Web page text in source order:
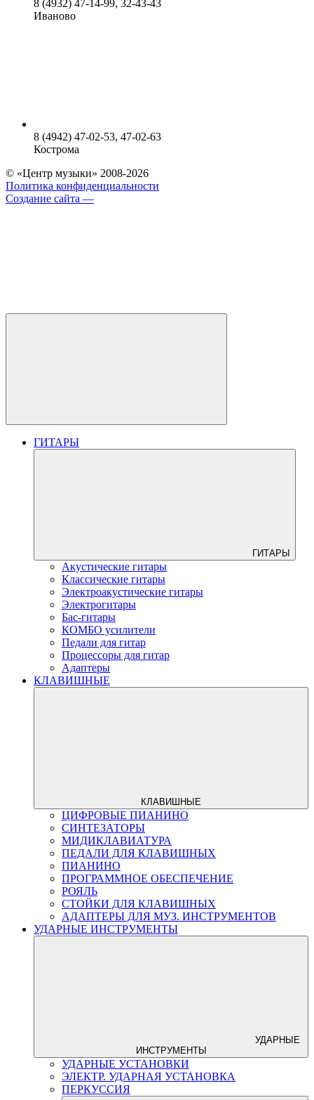
8 (4932) 47-14-99, 32-43-43
Иваново
8 (4942) 47-02-53, 47-02-63
Кострома
© «Центр музыки» 2008-2026
Политика конфиденциальности
Создание сайта —
ГИТАРЫ
ГИТАРЫ
Акустические гитары
Классические гитары
Электроакустические гитары
Электрогитары
Бас-гитары
КОМБО усилители
Педали для гитар
Процессоры для гитар
Адаптеры
КЛАВИШНЫЕ
КЛАВИШНЫЕ
ЦИФРОВЫЕ ПИАНИНО
СИНТЕЗАТОРЫ
МИДИКЛАВИАТУРА
ПЕДАЛИ ДЛЯ КЛАВИШНЫХ
ПИАНИНО
ПРОГРАММНОЕ ОБЕСПЕЧЕНИЕ
РОЯЛЬ
СТОЙКИ ДЛЯ КЛАВИШНЫХ
АДАПТЕРЫ ДЛЯ МУЗ. ИНСТРУМЕНТОВ
УДАРНЫЕ ИНСТРУМЕНТЫ
УДАРНЫЕ
ИНСТРУМЕНТЫ
УДАРНЫЕ УСТАНОВКИ
ЭЛЕКТР. УДАРНАЯ УСТАНОВКА
ПЕРКУССИЯ